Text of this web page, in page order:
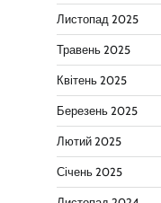
Листопад 2025
Травень 2025
Квітень 2025
Березень 2025
Лютий 2025
Січень 2025